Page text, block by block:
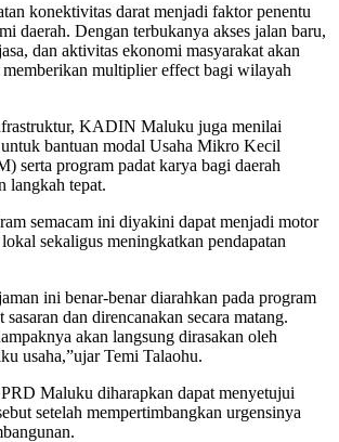
konektivitas darat menjadi faktor penentu
daerah. Dengan terbukanya akses jalan baru,
dan aktivitas ekonomi masyarakat akan
multiplier effect bagi wilayah
KADIN Maluku juga menilai
bantuan modal Usaha Mikro Kecil
serta program padat karya bagi daerah
langkah tepat.
semacam ini diyakini dapat menjadi motor
sekaligus meningkatkan pendapatan
ini benar-benar diarahkan pada program
dan direncanakan secara matang.
akan langsung dirasakan oleh
usaha,”ujar Temi Talaohu.
Maluku diharapkan dapat menyetujui
setelah mempertimbangkan urgensinya